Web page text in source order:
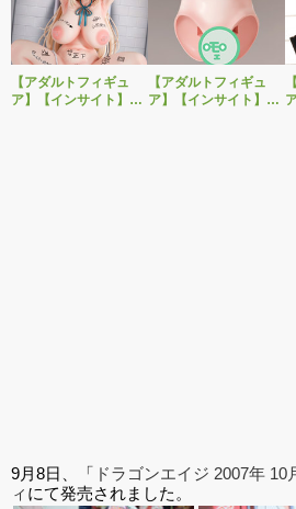
【アダルトフィギュ
ア】【インサイト】肉
【アダルトフィギュ
ア】【インサイト】ベ
9月8日、「 ドラゴンエイジ 2007年 10
ィ にて発売されました。